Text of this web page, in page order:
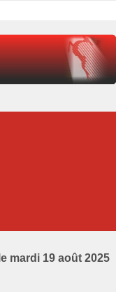
mardi 19 août 2025